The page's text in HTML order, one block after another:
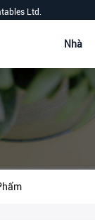
Ltd.
Nhà